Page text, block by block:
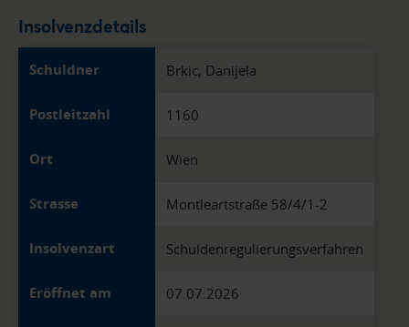
Insolvenzdetails
Schuldner Brkic, Danijela
Postleitzahl 1160
Ort Wien
Strasse Montleartstraße 58/4/1-2
Insolvenzart Schuldenregulierungsverfahren
Eröffnet am 07.07.2026